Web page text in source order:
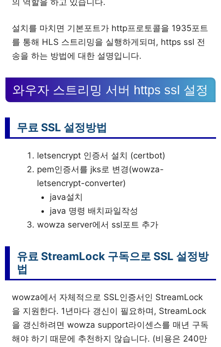
설치를 마치면 기본포트가 http프로토콜을 1935포트
를 통해 HLS 스트리밍을 실행하게되며, https ssl 전
송을 하는 방법에 대한 설명입니다.
와우자 스트리밍 서버 https ssl 설정
무료 SSL 설정방법
letsencrypt 인증서 설치 (certbot)
pem인증서를 jks로 변경(wowza-
letsencrypt-converter)
java설치
java 명령 배치파일작성
wowza server에서 ssl포트 추가
유료 StreamLock 구독으로 SSL 설정방
법
wowza에서 자체적으로 SSL인증서인 StreamLock
을 지원한다. 1년마다 갱신이 필요하며, StreamLock
을 갱신하려면 wowza support라이센스를 매년 구독
해야 하기 때문에 추천하지 않습니다. (비용은 240만